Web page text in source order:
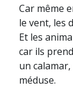
Car même
le vent, les
Et les
car ils
un
méduse.